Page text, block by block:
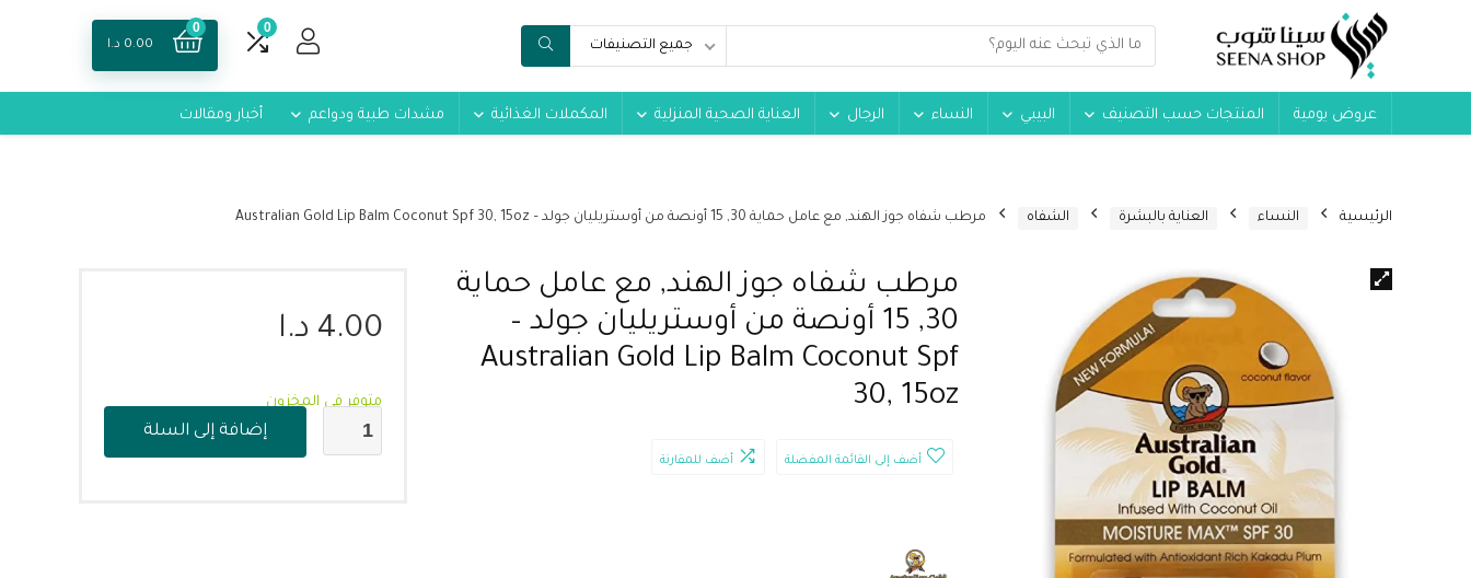
جميع التصنيفات
0
0
0.00 د.ا
عروض يومية المنتجات حسب التصنيف البيبي النساء الرجال العناية الصحية المنزلية المكملات الغذائية مشدات طبية ودواعم أخبار ومقالات
الرئيسية النساء العناية بالبشرة الشفاه مرطب شفاه جوز الهند, مع عامل حماية 30, 15 أونصة من أوستريليان جولد – Australian Gold Lip Balm Coconut Spf 30, 15oz
مرطب شفاه جوز الهند, مع عامل حماية
30, 15 أونصة من أوستريليان جولد –
Australian Gold Lip Balm Coconut Spf
30, 15oz
أضف إلى القائمة المفضلة أضف للمقارنة
4.00 د.ا
متوفر في المخزون
إضافة إلى السلة